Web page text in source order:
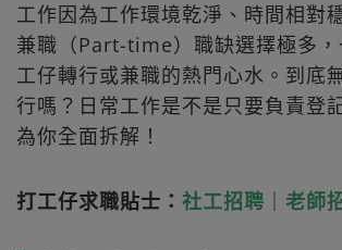
工作因為工作環境乾淨、時間相對
兼職（Part-time）職缺選擇極多
工仔轉行或兼職的熱門心水。到底
行嗎？日常工作是不是只要負責登
為你全面拆解！
打工仔求職貼士： 社工招聘 老師